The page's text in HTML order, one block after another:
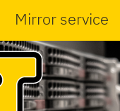
Mirror service